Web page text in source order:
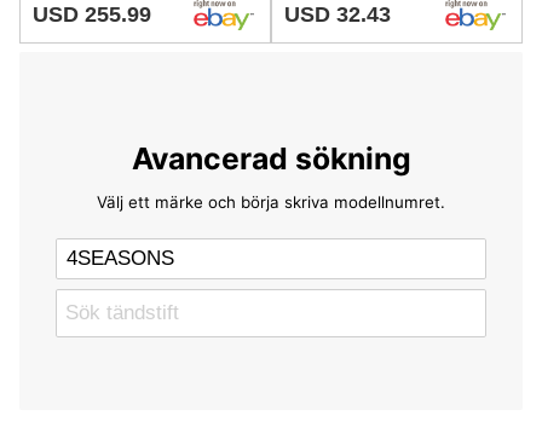
USD 255.99 USD 32.43
Avancerad sökning
Välj ett märke och börja skriva modellnumret.